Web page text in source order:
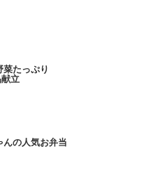
菜たっぷり
立
んの人気お弁当